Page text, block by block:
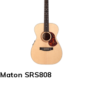
Maton SRS808